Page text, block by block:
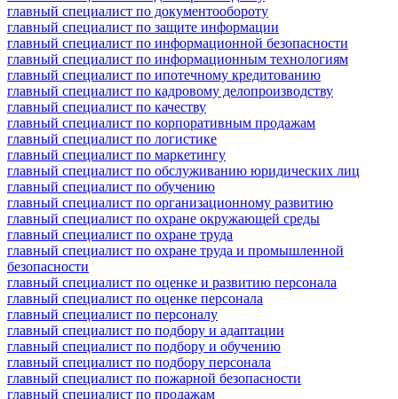
главный специалист по документообороту
главный специалист по защите информации
главный специалист по информационной безопасности
главный специалист по информационным технологиям
главный специалист по ипотечному кредитованию
главный специалист по кадровому делопроизводству
главный специалист по качеству
главный специалист по корпоративным продажам
главный специалист по логистике
главный специалист по маркетингу
главный специалист по обслуживанию юридических лиц
главный специалист по обучению
главный специалист по организационному развитию
главный специалист по охране окружающей среды
главный специалист по охране труда
главный специалист по охране труда и промышленной
безопасности
главный специалист по оценке и развитию персонала
главный специалист по оценке персонала
главный специалист по персоналу
главный специалист по подбору и адаптации
главный специалист по подбору и обучению
главный специалист по подбору персонала
главный специалист по пожарной безопасности
главный специалист по продажам